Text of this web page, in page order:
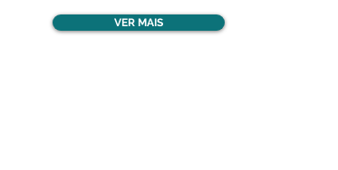
VER MAIS